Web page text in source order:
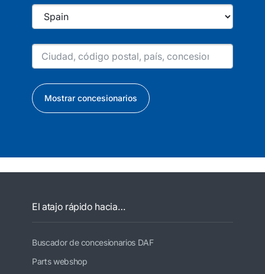
Mostrar concesionarios
El atajo rápido hacia…
Buscador de concesionarios DAF
Parts webshop